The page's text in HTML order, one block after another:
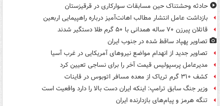
حادثه وحشتناک حین مسابقات سوارکاری در قرقیزستان
بازداشت عامل انتشار مطالب اهانت‌آمیز درباره راهپیمایی اربعین
قاتلان پیرزن ۷۰ ساله همدانی با ۵۰ گرم طلا دستگیر شدند
تصاویر پهپاد ساقط شده در جنوب ایران
تصاویر جدید از انهدام مواضع نیروهای آمریکایی در غرب آسیا
مدیرعامل پرسپولیس قیمت آخر را برای نساجی تعیین کرد
کشف ۳۱۰ گرم تریاک از معده مسافر اتوبوس در قاینات
وزیر جنگ سابق ترامپ: اینکه ایران دست بالا را دارد واقعیت است
تنگه هرمز و پیام‌های بازدارنده ایران